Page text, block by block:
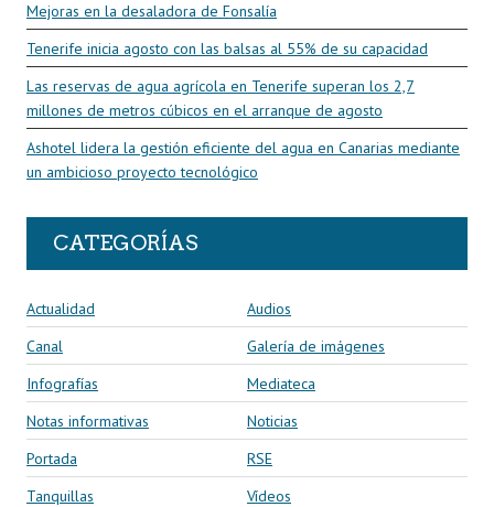
Mejoras en la desaladora de Fonsalía
Tenerife inicia agosto con las balsas al 55% de su capacidad
Las reservas de agua agrícola en Tenerife superan los 2,7
millones de metros cúbicos en el arranque de agosto
Ashotel lidera la gestión eficiente del agua en Canarias mediante
un ambicioso proyecto tecnológico
CATEGORÍAS
Actualidad
Audios
Canal
Galería de imágenes
Infografías
Mediateca
Notas informativas
Noticias
Portada
RSE
Tanquillas
Vídeos